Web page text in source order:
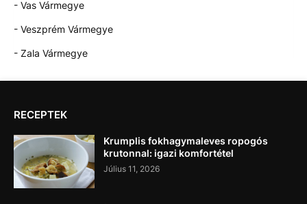
- Vas Vármegye
- Veszprém Vármegye
- Zala Vármegye
RECEPTEK
Krumplis fokhagymaleves ropogós
krutonnal: igazi komfortétel
Július 11, 2026